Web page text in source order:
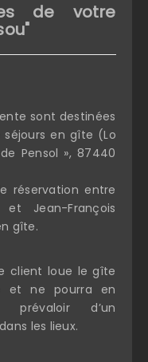
de votre
sont destinées
séjours en gîte (Lo
Pensol », 87440
réservation entre
et Jean-François
gîte.
client loue le gîte
et ne pourra en
prévaloir d’un
les lieux.